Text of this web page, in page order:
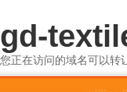
gd-
您正在访问的域名可以转